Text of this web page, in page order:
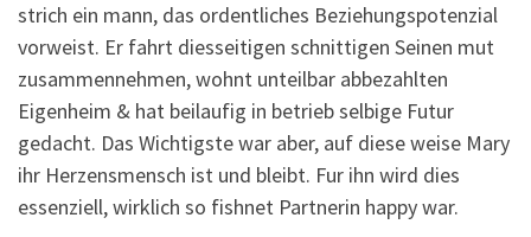
strich ein mann, das ordentliches Beziehungspotenzial
vorweist. Er fahrt diesseitigen schnittigen Seinen mut
zusammennehmen, wohnt unteilbar abbezahlten
Eigenheim & hat beilaufig in betrieb selbige Futur
gedacht. Das Wichtigste war aber, auf diese weise Mary
ihr Herzensmensch ist und bleibt. Fur ihn wird dies
essenziell, wirklich so fishnet Partnerin happy war.